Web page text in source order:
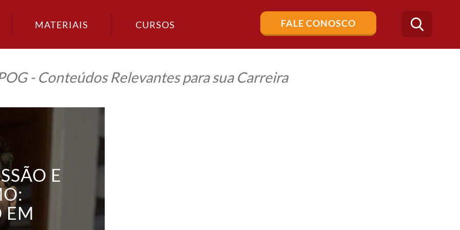
MATERIAIS CURSOS FALE CONOSCO
Buscar
no
blog
- Conteúdos Relevantes para sua Carreira
E
EM